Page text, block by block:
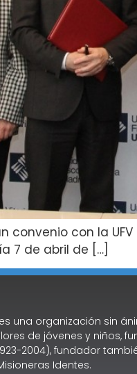
convenio con la
7 de abril de […]
una organización sin
de jóvenes y niños,
2004), fundador
Identes.